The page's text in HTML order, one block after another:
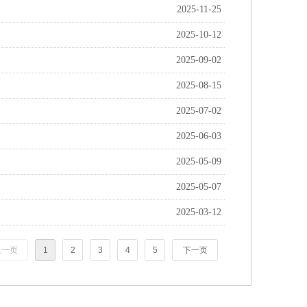
2025-11-25
2025-10-12
2025-09-02
2025-08-15
2025-07-02
2025-06-03
2025-05-09
2025-05-07
2025-03-12
页 1 2 3 4 5 下一页